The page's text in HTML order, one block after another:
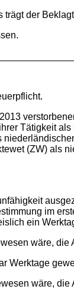
trägt der
Tätigkeit
(ZW) als
im
ein
wäre, die
wäre, die